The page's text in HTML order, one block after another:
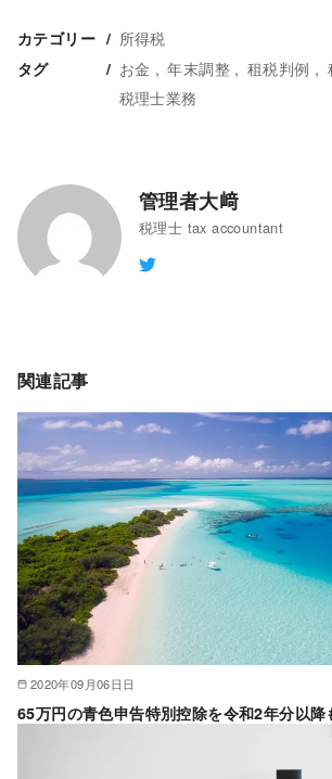
カテゴリー 所得税
タグ お金 年末調整 租税判例
税理士業務
管理者大﨑
税理士 tax accountant
関連記事
2020年09月06日日
65万円の青色申告特別控除を令和2年分以